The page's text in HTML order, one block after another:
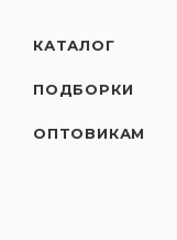
КАТАЛОГ
ПОДБОРКИ
ОПТОВИКАМ